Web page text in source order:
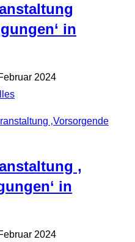
in
2024
‚Vorsorgende
‚
in
2024